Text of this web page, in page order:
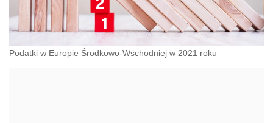
Podatki w Europie Środkowo-Wschodniej w 2021 roku